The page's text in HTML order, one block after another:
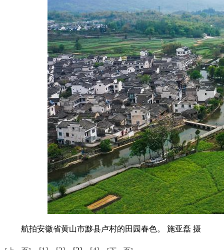
航拍安徽省黄山市黟县卢村的田园春色。 施亚磊 摄